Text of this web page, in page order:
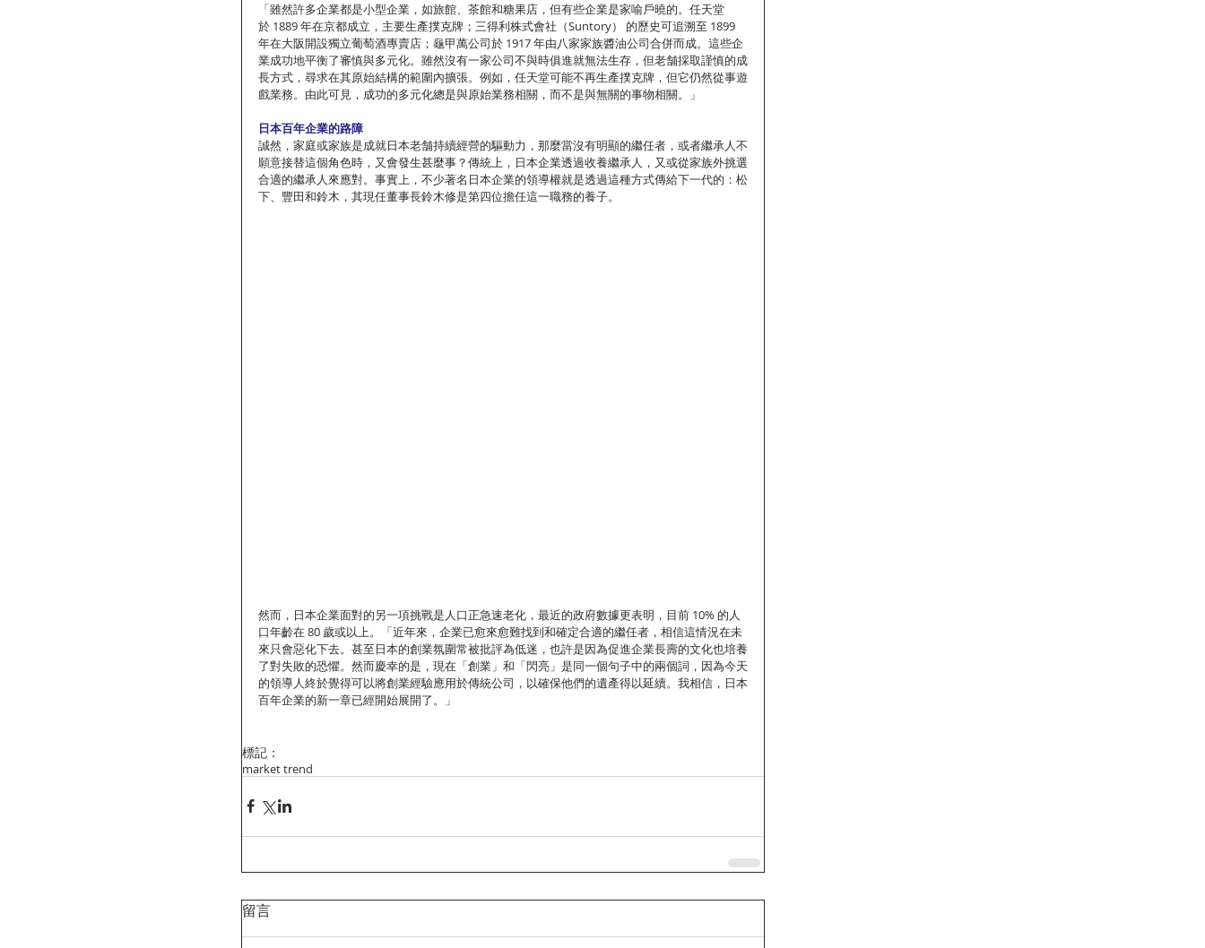
「雖然許多企業都是小型企業，如旅館、茶館和糖果店，但有些企業是家喻戶曉的。任天堂
於 1889 年在京都成立，主要生產撲克牌；三得利株式會社（Suntory） 的歷史可追溯至 1899
年在大阪開設獨立葡萄酒專賣店；龜甲萬公司於 1917 年由八家家族醬油公司合併而成。這些企
業成功地平衡了審慎與多元化。雖然沒有一家公司不與時俱進就無法生存，但老舗採取謹慎的成
長方式，尋求在其原始結構的範圍內擴張。例如，任天堂可能不再生產撲克牌，但它仍然從事遊
戲業務。由此可見，成功的多元化總是與原始業務相關，而不是與無關的事物相關。」
日本百年企業的路障
誠然，家庭或家族是成就日本老舗持續經營的驅動力，那麼當沒有明顯的繼任者，或者繼承人不
願意接替這個角色時，又會發生甚麼事？傳統上，日本企業透過收養繼承人，又或從家族外挑選
合適的繼承人來應對。事實上，不少著名日本企業的領導權就是透過這種方式傳給下一代的：松
下、豐田和鈴木，其現任董事長鈴木修是第四位擔任這一職務的養子。
然而，日本企業面對的另一項挑戰是人口正急速老化，最近的政府數據更表明，目前 10% 的人
口年齡在 80 歲或以上。「近年來，企業已愈來愈難找到和確定合適的繼任者，相信這情況在未
來只會惡化下去。甚至日本的創業氛圍常被批評為低迷，也許是因為促進企業長壽的文化也培養
了對失敗的恐懼。然而慶幸的是，現在「創業」和「閃亮」是同一個句子中的兩個詞，因為今天
的領導人終於覺得可以將創業經驗應用於傳統公司，以確保他們的遺產得以延續。我相信，日本
百年企業的新一章已經開始展開了。」
標記：
market trend
留言